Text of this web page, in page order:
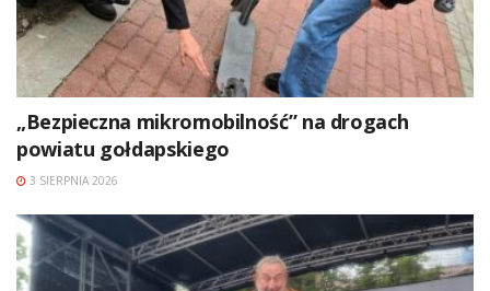
„Bezpieczna mikromobilność” na drogach
powiatu gołdapskiego
3 SIERPNIA 2026